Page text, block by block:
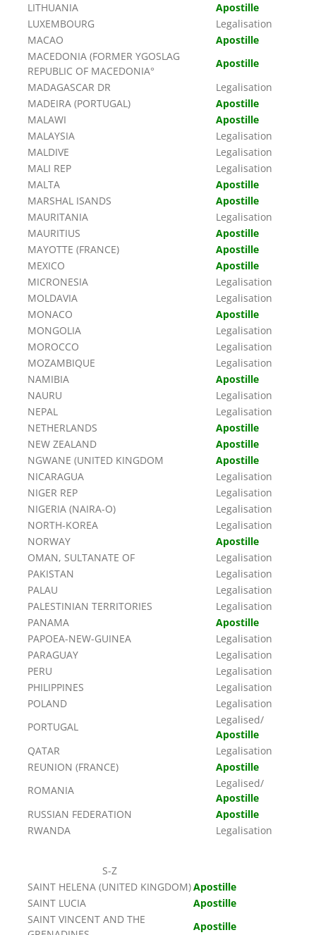
LITHUANIA
Apostille
LUXEMBOURG
Legalisation
MACAO
Apostille
MACEDONIA (FORMER YGOSLAG
REPUBLIC OF MACEDONIA°
Apostille
MADAGASCAR DR
Legalisation
MADEIRA (PORTUGAL)
Apostille
MALAWI
Apostille
MALAYSIA
Legalisation
MALDIVE
Legalisation
MALI REP
Legalisation
MALTA
Apostille
MARSHAL ISANDS
Apostille
MAURITANIA
Legalisation
MAURITIUS
Apostille
MAYOTTE (FRANCE)
Apostille
MEXICO
Apostille
MICRONESIA
Legalisation
MOLDAVIA
Legalisation
MONACO
Apostille
MONGOLIA
Legalisation
MOROCCO
Legalisation
MOZAMBIQUE
Legalisation
NAMIBIA
Apostille
NAURU
Legalisation
NEPAL
Legalisation
NETHERLANDS
Apostille
NEW ZEALAND
Apostille
NGWANE (UNITED KINGDOM
Apostille
NICARAGUA
Legalisation
NIGER REP
Legalisation
NIGERIA (NAIRA-O)
Legalisation
NORTH-KOREA
Legalisation
NORWAY
Apostille
OMAN, SULTANATE OF
Legalisation
PAKISTAN
Legalisation
PALAU
Legalisation
PALESTINIAN TERRITORIES
Legalisation
PANAMA
Apostille
PAPOEA-NEW-GUINEA
Legalisation
PARAGUAY
Legalisation
PERU
Legalisation
PHILIPPINES
Legalisation
POLAND
Legalisation
PORTUGAL
Legalised/
Apostille
QATAR
Legalisation
REUNION (FRANCE)
Apostille
ROMANIA
Legalised/
Apostille
RUSSIAN FEDERATION
Apostille
RWANDA
Legalisation
S-Z
SAINT HELENA (UNITED KINGDOM)Apostille
SAINT LUCIA
Apostille
SAINT VINCENT AND THE
Apostille